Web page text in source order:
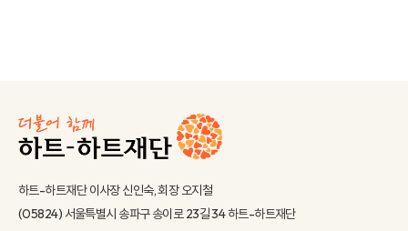
하트-하트재단 이사장 신인숙, 회장 오지철
(05824) 서울특별시 송파구 송이로 23길 34 하트-하트재단